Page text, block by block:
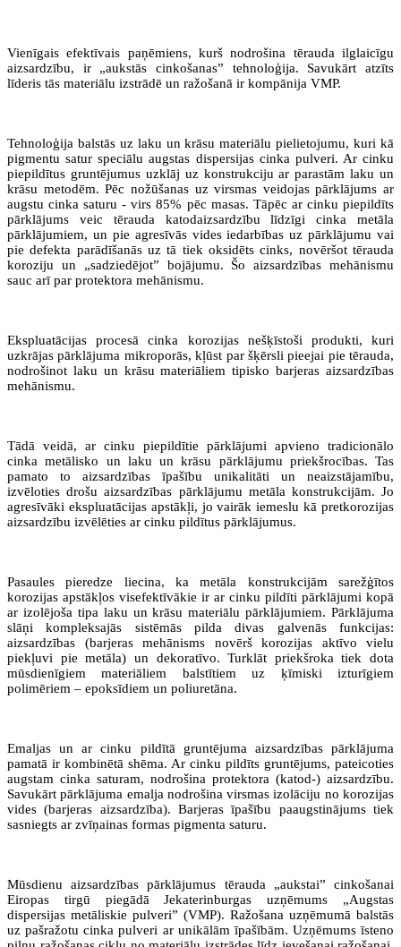
Vienīgais efektīvais paņēmiens, kurš nodrošina tērauda ilglaicīgu
aizsardzību, ir „aukstās cinkošanas” tehnoloģija. Savukārt atzīts
līderis tās materiālu izstrādē un ražošanā ir kompānija VMP.
Tehnoloģija balstās uz laku un krāsu materiālu pielietojumu, kuri kā
pigmentu satur speciālu augstas dispersijas cinka pulveri. Ar cinku
piepildītus gruntējumus uzklāj uz konstrukciju ar parastām laku un
krāsu metodēm. Pēc nožūšanas uz virsmas veidojas pārklājums ar
augstu cinka saturu - virs 85% pēc masas. Tāpēc ar cinku piepildīts
pārklājums veic tērauda katodaizsardzību līdzīgi cinka metāla
pārklājumiem, un pie agresīvās vides iedarbības uz pārklājumu vai
pie defekta parādīšanās uz tā tiek oksidēts cinks, novēršot tērauda
koroziju un „sadziedējot” bojājumu. Šo aizsardzības mehānismu
sauc arī par protektora mehānismu.
Ekspluatācijas procesā cinka korozijas nešķīstoši produkti, kuri
uzkrājas pārklājuma mikroporās, kļūst par šķērsli pieejai pie tērauda,
nodrošinot laku un krāsu materiāliem tipisko barjeras aizsardzības
mehānismu.
Tādā veidā, ar cinku piepildītie pārklājumi apvieno tradicionālo
cinka metālisko un laku un krāsu pārklājumu priekšrocības. Tas
pamato to aizsardzības īpašību unikalitāti un neaizstājamību,
izvēloties drošu aizsardzības pārklājumu metāla konstrukcijām. Jo
agresīvāki ekspluatācijas apstākļi, jo vairāk iemeslu kā pretkorozijas
aizsardzību izvēlēties ar cinku pildītus pārklājumus.
Pasaules pieredze liecina, ka metāla konstrukcijām sarežģītos
korozijas apstākļos visefektīvākie ir ar cinku pildīti pārklājumi kopā
ar izolējoša tipa laku un krāsu materiālu pārklājumiem. Pārklājuma
slāņi kompleksajās sistēmās pilda divas galvenās funkcijas:
aizsardzības (barjeras mehānisms novērš korozijas aktīvo vielu
piekļuvi pie metāla) un dekoratīvo. Turklāt priekšroka tiek dota
mūsdienīgiem materiāliem balstītiem uz ķīmiski izturīgiem
polimēriem – epoksīdiem un poliuretāna.
Emaljas un ar cinku pildītā gruntējuma aizsardzības pārklājuma
pamatā ir kombinētā shēma. Ar cinku pildīts gruntējums, pateicoties
augstam cinka saturam, nodrošina protektora (katod-) aizsardzību.
Savukārt pārklājuma emalja nodrošina virsmas izolāciju no korozijas
vides (barjeras aizsardzība). Barjeras īpašību paaugstinājums tiek
sasniegts ar zvīņainas formas pigmenta saturu.
Mūsdienu aizsardzības pārklājumus tērauda „aukstai” cinkošanai
Eiropas tirgū piegādā Jekaterinburgas uzņēmums „Augstas
dispersijas metāliskie pulveri” (VMP). Ražošana uzņēmumā balstās
uz pašražotu cinka pulveri ar unikālām īpašībām. Uzņēmums īsteno